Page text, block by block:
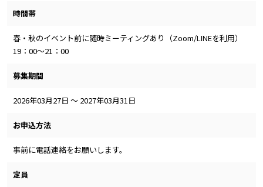
時間帯
春・秋のイベント前に随時ミーティングあり（Zoom/LINEを利用）
19：00～21：00
募集期間
2026年03月27日 ～ 2027年03月31日
お申込方法
事前に電話連絡をお願いします。
定員